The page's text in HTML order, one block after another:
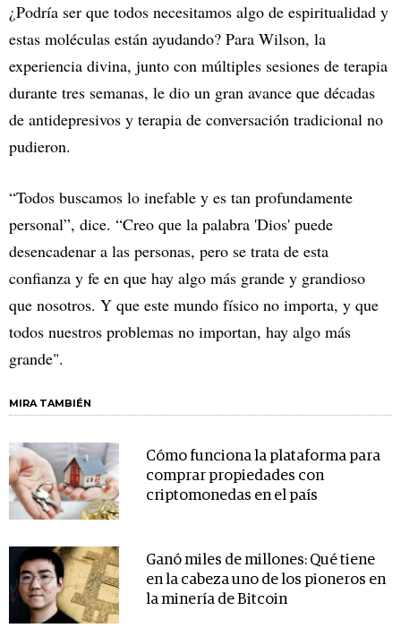
¿Podría ser que todos necesitamos algo de espiritualidad y
estas moléculas están ayudando? Para Wilson, la
experiencia divina, junto con múltiples sesiones de terapia
durante tres semanas, le dio un gran avance que décadas
de antidepresivos y terapia de conversación tradicional no
pudieron.
“Todos buscamos lo inefable y es tan profundamente
personal”, dice. “Creo que la palabra 'Dios' puede
desencadenar a las personas, pero se trata de esta
confianza y fe en que hay algo más grande y grandioso
que nosotros. Y que este mundo físico no importa, y que
todos nuestros problemas no importan, hay algo más
grande".
MIRA TAMBIÉN
Cómo funciona la plataforma para
comprar propiedades con
criptomonedas en el país
Ganó miles de millones: Qué tiene
en la cabeza uno de los pioneros en
la minería de Bitcoin